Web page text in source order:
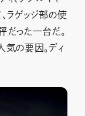
ラゲッジ部の使
だった一台だ。
気の要因。ディ